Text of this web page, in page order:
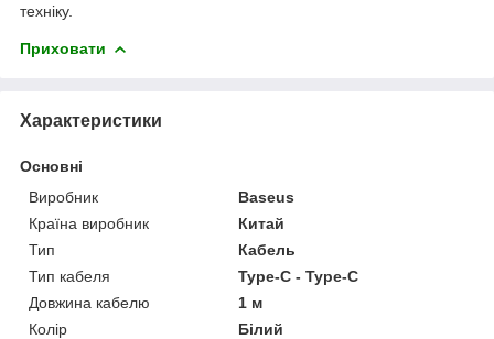
техніку.
Приховати
Характеристики
Основні
Виробник
Baseus
Країна виробник
Китай
Тип
Кабель
Тип кабеля
Type-C - Type-C
Довжина кабелю
1 м
Колір
Білий